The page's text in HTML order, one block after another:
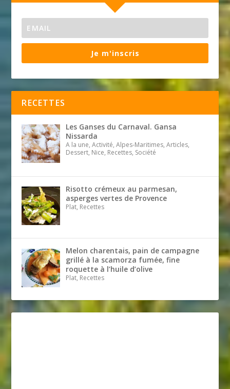
Je m'inscris
RECETTES
Les Ganses du Carnaval. Gansa
Nissarda
A la une, Activité, Alpes-Maritimes, Articles,
Dessert, Nice, Recettes, Société
Risotto crémeux au parmesan,
asperges vertes de Provence
Plat, Recettes
Melon charentais, pain de campagne
grillé à la scamorza fumée, fine
roquette à l’huile d’olive
Plat, Recettes